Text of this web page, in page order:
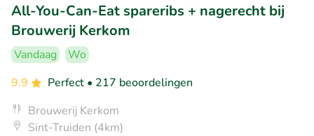
All-You-Can-Eat spareribs + nagerecht bij
Brouwerij Kerkom
Vandaag
Wo
9.9
Perfect • 217 beoordelingen
Brouwerij Kerkom
Sint-Truiden (4km)